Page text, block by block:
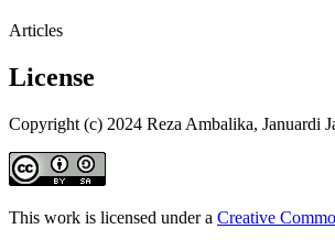
Articles
License
Copyright (c) 2024 Reza Ambalika, Januardi
This work is licensed under a Creative